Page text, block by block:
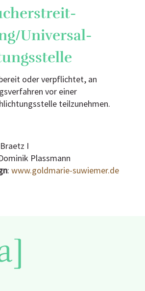
Universal­
oder verpflichtet, an
vor einer
teilzunehmen.
I
Plassmann
: www.goldmarie-suwiemer.de